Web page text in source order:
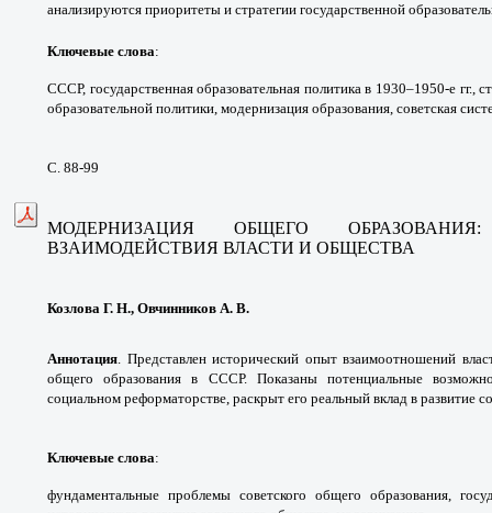
анализируются приоритеты и стратегии государственной
Ключевые слова:
СССР, государственная образовательная политика в 1930–1950-е гг.,
образовательной политики, модернизация образования, советская
С. 88-99
МОДЕРНИЗАЦИЯ ОБЩЕГО
ВЗАИМОДЕЙСТВИЯ ВЛАСТИ И ОБЩЕСТВА
Козлова Г. Н., Овчинников А. В.
Аннотация. Представлен исторический опыт взаимоотношений
общего образования в СССР. Показаны потенциальные
социальном реформаторстве, раскрыт его реальный вклад в развитие
Ключевые слова:
фундаментальные проблемы советского общего образования,